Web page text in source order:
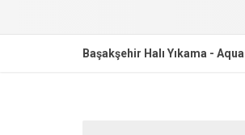
Başakşehir Halı Yıkama -